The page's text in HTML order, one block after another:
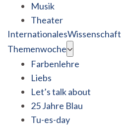
Musik
Theater
InternationalesWissenschaft
Themenwoche
Farbenlehre
Liebs
Let’s talk about
25 Jahre Blau
Tu-es-day